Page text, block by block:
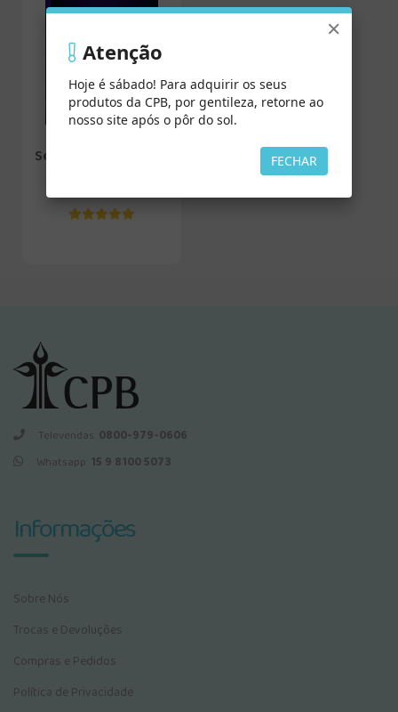
Seu Amigo, o Espírito
Televendas: 0800-979-0606
Whatsapp: 15 9 8100 5073
Informações
Sobre Nós
Trocas e Devoluções
Compras e Pedidos
Política de Privacidade
×
Atenção
Hoje é sábado! Para adquirir os seus
produtos da CPB, por gentileza, retorne ao
nosso site após o pôr do sol.
FECHAR